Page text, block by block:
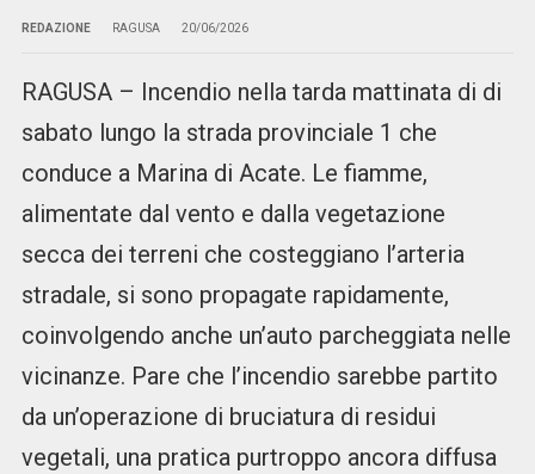
REDAZIONE RAGUSA 20/06/2026
RAGUSA – Incendio nella tarda mattinata di di
sabato lungo la strada provinciale 1 che
conduce a Marina di Acate. Le fiamme,
alimentate dal vento e dalla vegetazione
secca dei terreni che costeggiano l’arteria
stradale, si sono propagate rapidamente,
coinvolgendo anche un’auto parcheggiata nelle
vicinanze. Pare che l’incendio sarebbe partito
da un’operazione di bruciatura di residui
vegetali, una pratica purtroppo ancora diffusa